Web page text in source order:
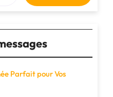
Parfait pour Vos